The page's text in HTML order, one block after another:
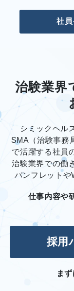
社
治験業界
シミックヘル
SMA（治験事務
で活躍する社員
治験業界での働
パンフレットや
仕事内容や
採用
ま